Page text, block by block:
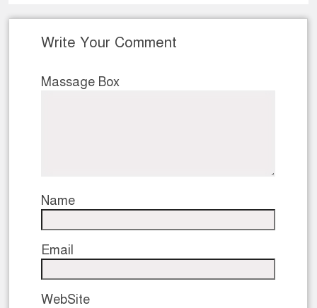
Write Your Comment
Massage Box
Name
Email
WebSite